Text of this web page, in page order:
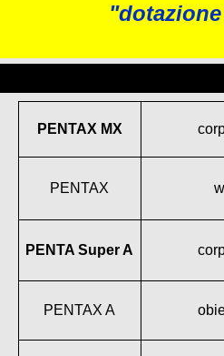
PENTAX MX
PENTAX
PENTA Super A
PENTAX A